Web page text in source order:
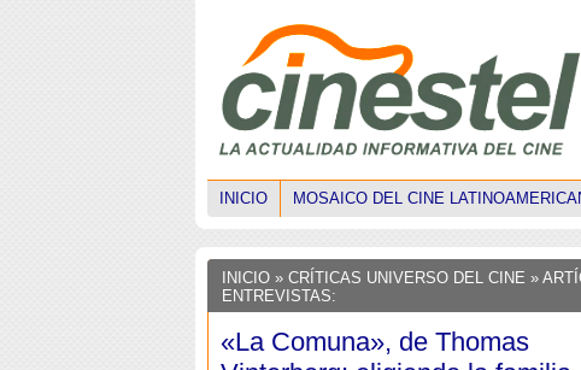
INICIO MOSAICO DEL CINE
INICIO » CRÍTICAS UNIVERSO DEL CINE »
ENTREVISTAS:
«La Comuna», de Thomas